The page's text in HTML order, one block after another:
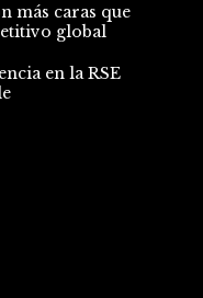
más caras que
global
en la RSE